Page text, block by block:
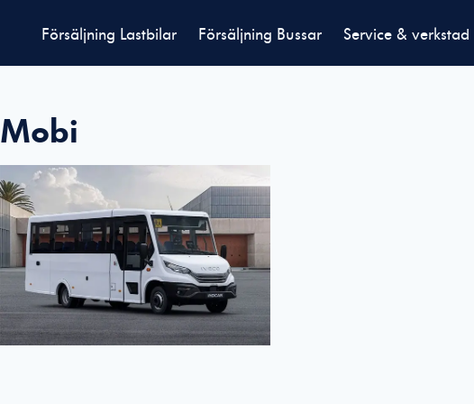
Försäljning Lastbilar Försäljning Bussar Service & verkstad
Mobi